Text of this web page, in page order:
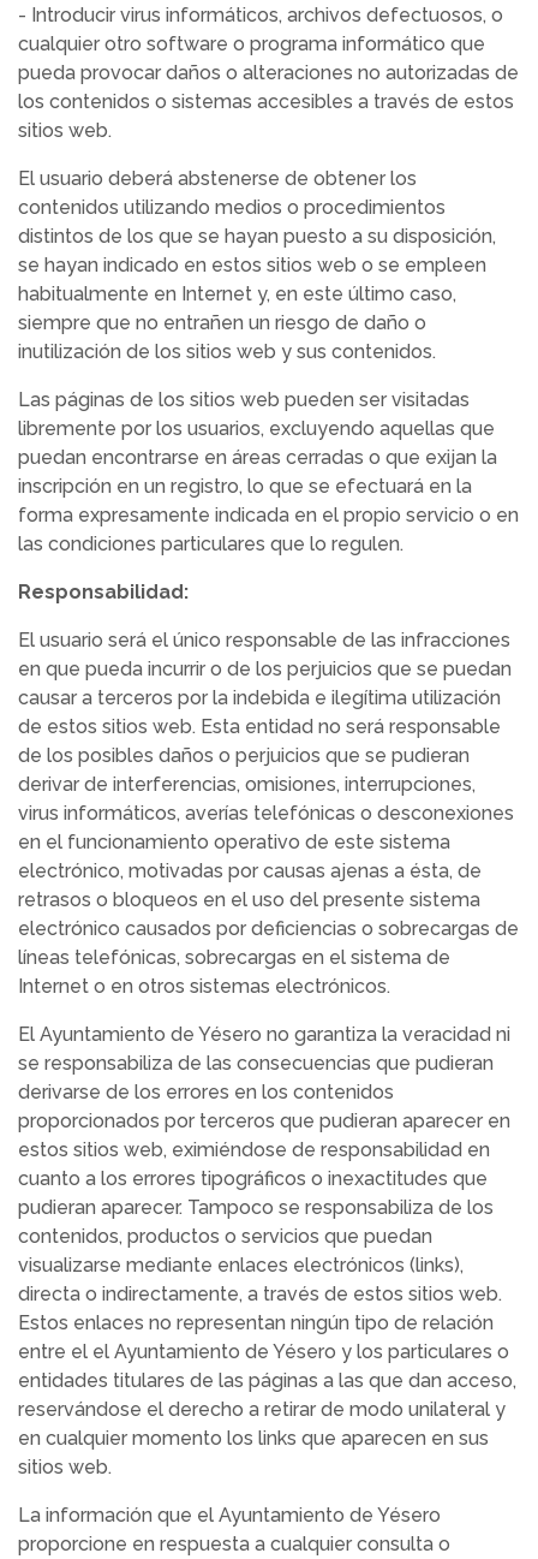
- Introducir virus informáticos, archivos defectuosos, o
cualquier otro software o programa informático que
pueda provocar daños o alteraciones no autorizadas de
los contenidos o sistemas accesibles a través de estos
sitios web.
El usuario deberá abstenerse de obtener los
contenidos utilizando medios o procedimientos
distintos de los que se hayan puesto a su disposición,
se hayan indicado en estos sitios web o se empleen
habitualmente en Internet y, en este último caso,
siempre que no entrañen un riesgo de daño o
inutilización de los sitios web y sus contenidos.
Las páginas de los sitios web pueden ser visitadas
libremente por los usuarios, excluyendo aquellas que
puedan encontrarse en áreas cerradas o que exijan la
inscripción en un registro, lo que se efectuará en la
forma expresamente indicada en el propio servicio o en
las condiciones particulares que lo regulen.
Responsabilidad:
El usuario será el único responsable de las infracciones
en que pueda incurrir o de los perjuicios que se puedan
causar a terceros por la indebida e ilegítima utilización
de estos sitios web. Esta entidad no será responsable
de los posibles daños o perjuicios que se pudieran
derivar de interferencias, omisiones, interrupciones,
virus informáticos, averías telefónicas o desconexiones
en el funcionamiento operativo de este sistema
electrónico, motivadas por causas ajenas a ésta, de
retrasos o bloqueos en el uso del presente sistema
electrónico causados por deficiencias o sobrecargas de
líneas telefónicas, sobrecargas en el sistema de
Internet o en otros sistemas electrónicos.
El Ayuntamiento de Yésero no garantiza la veracidad ni
se responsabiliza de las consecuencias que pudieran
derivarse de los errores en los contenidos
proporcionados por terceros que pudieran aparecer en
estos sitios web, eximiéndose de responsabilidad en
cuanto a los errores tipográficos o inexactitudes que
pudieran aparecer. Tampoco se responsabiliza de los
contenidos, productos o servicios que puedan
visualizarse mediante enlaces electrónicos (links),
directa o indirectamente, a través de estos sitios web.
Estos enlaces no representan ningún tipo de relación
entre el el Ayuntamiento de Yésero y los particulares o
entidades titulares de las páginas a las que dan acceso,
reservándose el derecho a retirar de modo unilateral y
en cualquier momento los links que aparecen en sus
sitios web.
La información que el Ayuntamiento de Yésero
proporcione en respuesta a cualquier consulta o